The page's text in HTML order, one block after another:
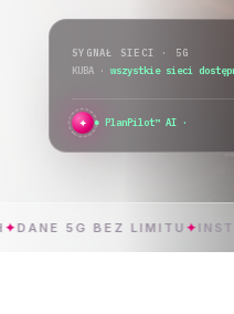
SYGNAŁ SIECI · 5G
KUBA · przełączam sieć...
✦ PlanPilot™ AI ·
5G BEZ LIMITU ✦